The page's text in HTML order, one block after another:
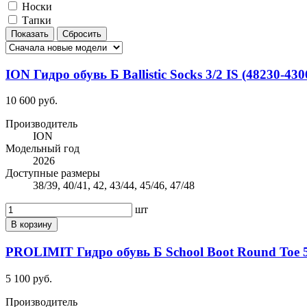
Носки
Тапки
ION Гидро обувь Б Ballistic Socks 3/2 IS (48230-
10 600 руб.
Производитель
ION
Модельный год
2026
Доступные размеры
38/39, 40/41, 42, 43/44, 45/46, 47/48
шт
В корзину
PROLIMIT Гидро обувь Б School Boot Round Toe
5 100 руб.
Производитель